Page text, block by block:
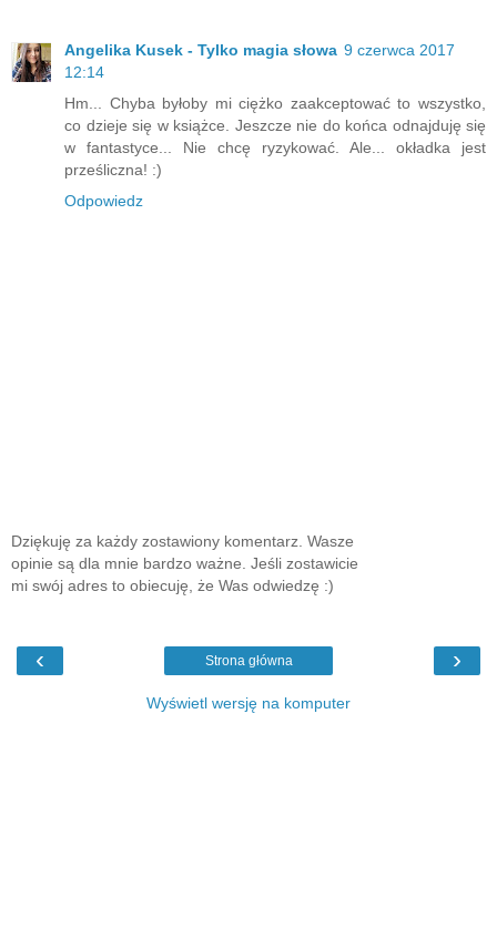
Angelika Kusek - Tylko magia słowa 9 czerwca 2017
12:14
Hm... Chyba byłoby mi ciężko zaakceptować to wszystko,
co dzieje się w książce. Jeszcze nie do końca odnajduję się
w fantastyce... Nie chcę ryzykować. Ale... okładka jest
prześliczna! :)
Odpowiedz
Dziękuję za każdy zostawiony komentarz. Wasze
opinie są dla mnie bardzo ważne. Jeśli zostawicie
mi swój adres to obiecuję, że Was odwiedzę :)
‹ ›
Strona główna
Wyświetl wersję na komputer